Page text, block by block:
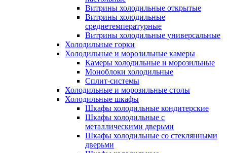
Витрины холодильные открытые
Витрины холодильные
среднетемпературные
Витрины холодильные универсальные
Холодильные горки
Холодильные и морозильные камеры
Камеры холодильные и морозильные
Моноблоки холодильные
Сплит-системы
Холодильные и морозильные столы
Холодильные шкафы
Шкафы холодильные кондитерские
Шкафы холодильные с
металлическими дверьми
Шкафы холодильные со стеклянными
дверьми